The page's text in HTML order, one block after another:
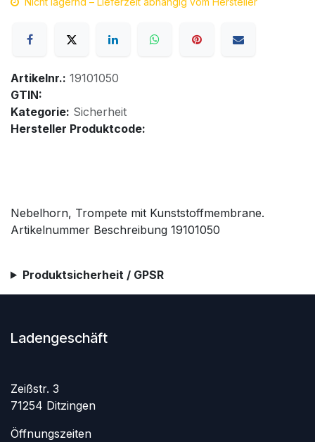
Artikelnr.: 19101050
GTIN:
Kategorie: Sicherheit
Hersteller Produktcode:
Nebelhorn, Trompete mit Kunststoffmembrane.
Artikelnummer Beschreibung 19101050
Produktsicherheit / GPSR
Ladengeschäft
Zeißstr. 3
71254 Ditzingen
Öffnungszeiten